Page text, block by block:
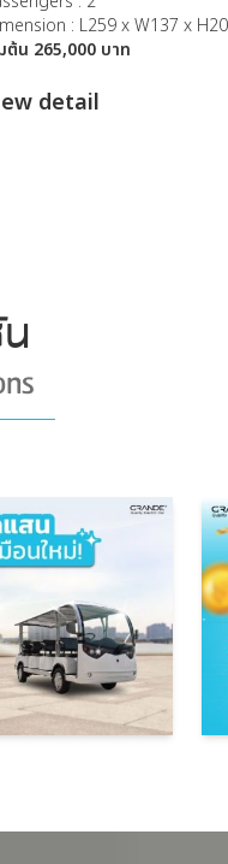
: L259 x W137 x
ต้น 265,000 บาท
detail